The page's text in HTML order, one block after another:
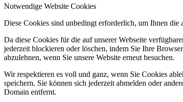
Notwendige Website Cookies
Diese Cookies sind unbedingt erforderlich, um Ihnen
Da diese Cookies für die auf unserer Webseite
jederzeit blockieren oder löschen, indem Sie Ihre
abzulehnen, wenn Sie unsere Website erneut besuchen.
Wir respektieren es voll und ganz, wenn Sie Cookies
speichern. Sie können sich jederzeit abmelden oder
Domain entfernt.